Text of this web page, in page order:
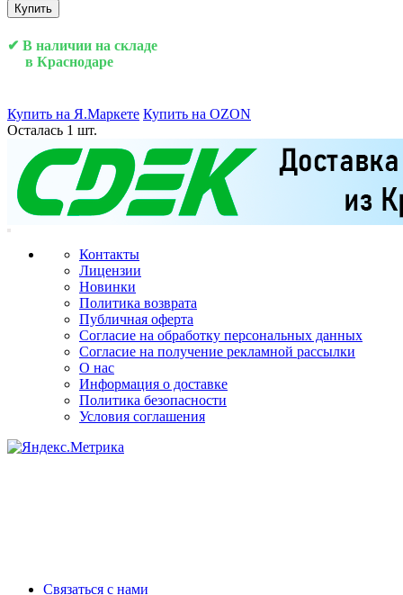
Купить
✔ В наличии на складе
в Краснодаре
Купить на Я.Маркете Купить на OZON
Осталась 1 шт.
Контакты
Лицензии
Новинки
Политика возврата
Публичная оферта
Согласие на обработку персональных данных
Согласие на получение рекламной рассылки
О нас
Информация о доставке
Политика безопасности
Условия соглашения
Связаться с нами